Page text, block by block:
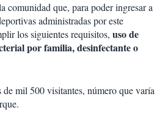
comunidad que, para poder ingresar a
administradas por este
los siguientes requisitos, uso de
por familia, desinfectante o
mil 500 visitantes, número que varía